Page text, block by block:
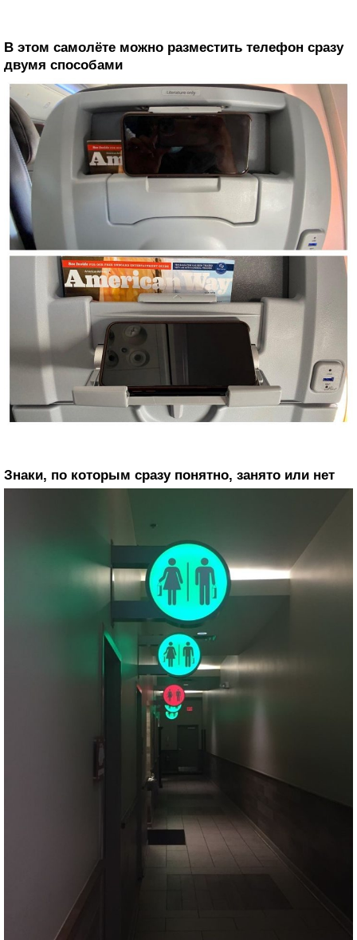
В этом самолёте можно разместить телефон сразу
двумя способами
Знаки, по которым сразу понятно, занято или нет